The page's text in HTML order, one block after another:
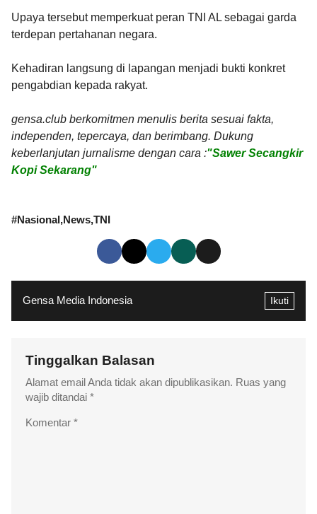
Upaya tersebut memperkuat peran TNI AL sebagai garda
terdepan pertahanan negara.
Kehadiran langsung di lapangan menjadi bukti konkret
pengabdian kepada rakyat.
gensa.club berkomitmen menulis berita sesuai fakta,
independen, tepercaya, dan berimbang. Dukung
keberlanjutan jurnalisme dengan cara :"Sawer Secangkir
Kopi Sekarang"
#Nasional News TNI
Gensa Media Indonesia Ikuti
Tinggalkan Balasan
Alamat email Anda tidak akan dipublikasikan. Ruas yang
wajib ditandai *
Komentar *